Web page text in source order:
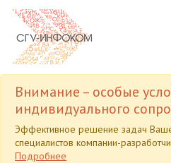
Внимание – особые
индивидуального
Эффективное решение задач
специалистов компании-
Подробнее